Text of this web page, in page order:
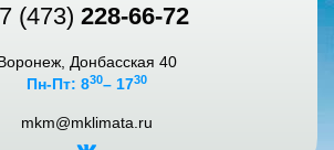
(473) 228-66-72
Донбасская 40
Пн-Пт: 830– 1730
mkm@mklimata.ru